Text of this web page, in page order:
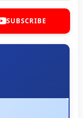
SUBSCRIBE